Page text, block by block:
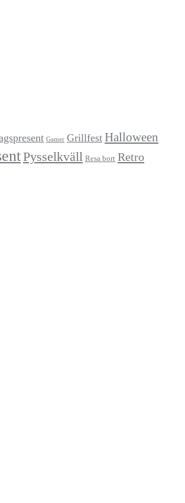
Gamer Grillfest Halloween
Pysselkväll Resa bort Retro